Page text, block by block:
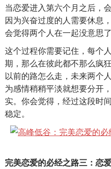
当恋爱进入第六个月之后，
因为兴奋过度的人需要休息
会觉得两个人在一起没意思
这个过程你需要记住，每个
期，那么在彼此都不那么疯
以前的路怎么走，未来两个
为感情稍稍平淡就想要分开
实。你会觉得，经过这段时
稳定。
完美恋爱的必经之路三：恋